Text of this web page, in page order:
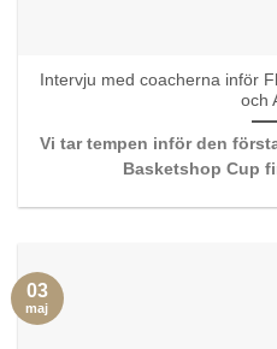
Intervju med coacherna inför
och
Vi tar tempen inför den
Basketshop Cup
03
maj